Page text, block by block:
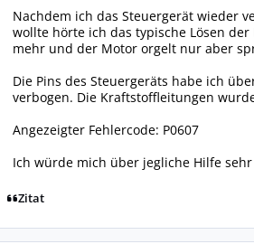
Nachdem ich das Steuergerät wieder
wollte hörte ich das typische Lösen
mehr und der Motor orgelt nur aber
Die Pins des Steuergeräts habe ich
verbogen. Die Kraftstoffleitungen
Angezeigter Fehlercode: P0607
Ich würde mich über jegliche Hilfe
Zitat